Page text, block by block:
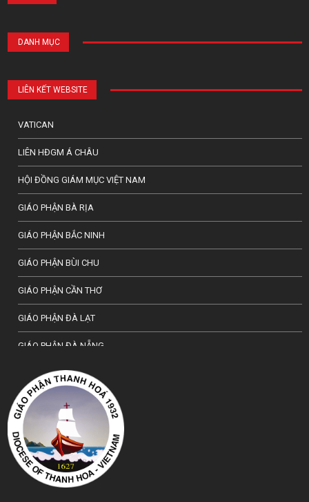
DANH MỤC
LIÊN KẾT WEBSITE
VATICAN
LIÊN HĐGM Á CHÂU
HỘI ĐỒNG GIÁM MỤC VIỆT NAM
GIÁO PHẬN BÀ RỊA
GIÁO PHẬN BẮC NINH
GIÁO PHẬN BÙI CHU
GIÁO PHẬN CẦN THƠ
GIÁO PHẬN ĐÀ LẠT
GIÁO PHẬN ĐÀ NẴNG
TỔNG GIÁO PHẬN HÀ NỘI
GIÁO PHẬN HẢI PHÒNG
TỔNG GIÁO PHẬN HUẾ
GIÁO PHẬN HƯNG HOÁ
GIÁO PHẬN KON TUM